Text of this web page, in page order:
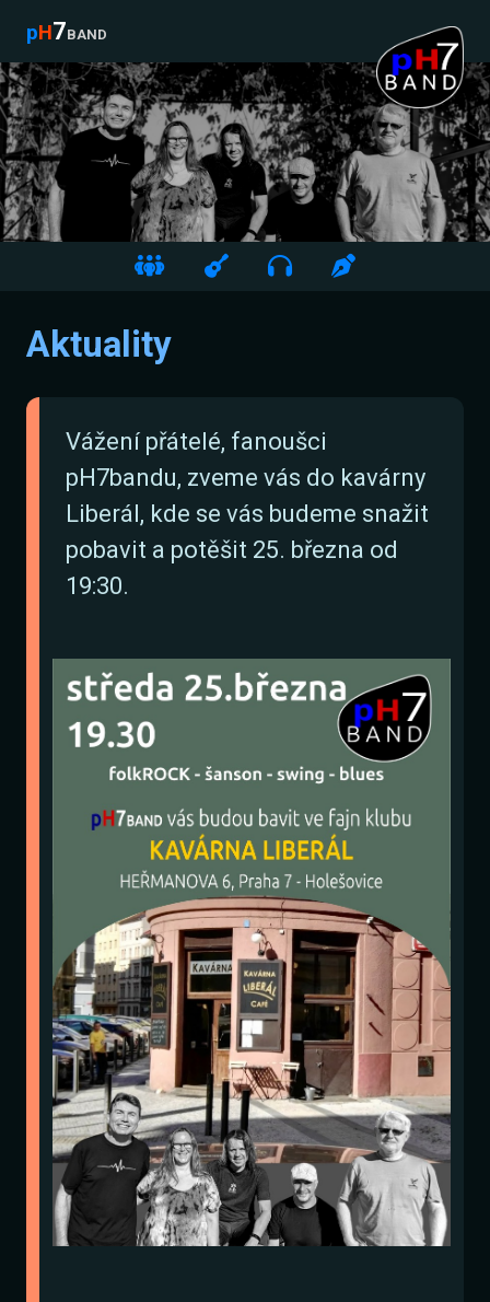
pH7band
Aktuality
Vážení přátelé, fanoušci
pH7bandu, zveme vás do kavárny
Liberál, kde se vás budeme snažit
pobavit a potěšit 25. března od
19:30.